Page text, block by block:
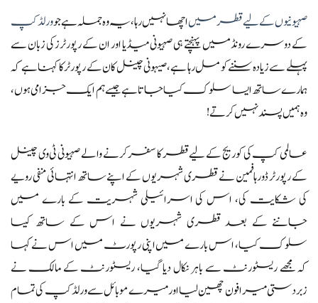
صہیونیوں کے لیے قطر میںاچھا نہیں رہا، یہ وہ جملہ ہے جوورلڈ کپ
کے دوسرے رونڈ میں پہنچتے ہی صہیونی میڈیا اور ان کے رپورٹرز کی زبان سے
پہلے سے زیادہ سننے کو مل رہا ہے،صیہونی چینل کان کے رپورٹر کا کہنا ہے کہ
ہمارے ساتھ ایسا سلوک کیا جاتا ہے جیسے ہم ایک جزامی ہوں،
وہ ہمیں پسند نہیں کرتے!
عالمی کپ کی کوریج کے لیے قطر کا سفر کرنے والے صہیونی ٹی وی چینل
کے رپورٹر ڈور ہافمین نے قطری شہریوں کے اپنے ساتھ انتہائی منفی رویے
کی شکایت کی، اس کی اسرائیلی شہریت کے بارے میں
جاننے کے بعد قطری شہریوں نے اس کے ساتھ کیسا
سلوک کیا، اس بارے میں اپنی رپورٹ میں اس نے کہا
کہ مجھے ریسٹورنٹ سے باہر نکال دیا گیا، ریسٹورنٹ کے مالک نے
زبردستی میرا فون چھین لیا اور میرے موبائل سے ورلڈ کپ کی تمام